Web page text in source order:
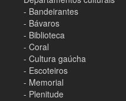
- Bandeirantes
- Bávaros
- Biblioteca
- Coral
- Cultura gaúcha
- Escoteiros
- Memorial
- Plenitude